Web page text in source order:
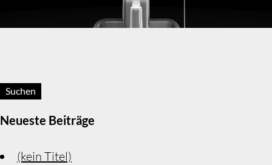
Neueste Beiträge
(kein Titel)